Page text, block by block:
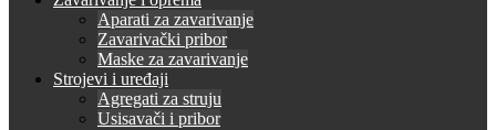
Aparati za zavarivanje
Zavarivački pribor
Maske za zavarivanje
Strojevi i uređaji
Agregati za struju
Usisavači i pribor